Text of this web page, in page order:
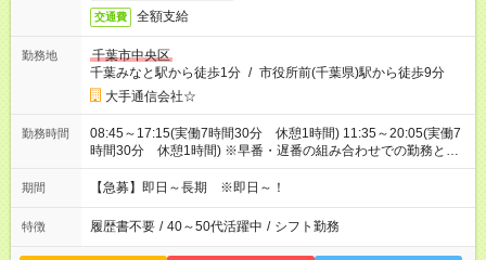
交通費 全額支給
勤務地
千葉市中央区
千葉みなと駅から徒歩1分 / 市役所前(千葉県)駅から徒歩9分
大手通信会社☆
勤務時間
08:45～17:15(実働7時間30分 休憩1時間) 11:35～20:05(実働7
時間30分 休憩1時間) ※早番・遅番の組み合わせでの勤務とな
ります☆研修期間は9～17時です！
期間 【急募】即日～長期 ※即日～！
特徴 履歴書不要 / 40～50代活躍中 / シフト勤務